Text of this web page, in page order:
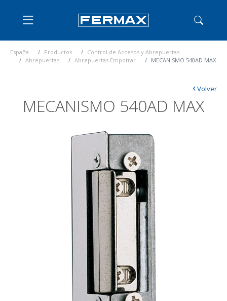
España Productos
Control de Accesos y Abrepuertas
Abrepuertas
Abrepuertas Empotrar MECANISMO 540AD MAX
MECANISMO 540AD MAX
‹Volver